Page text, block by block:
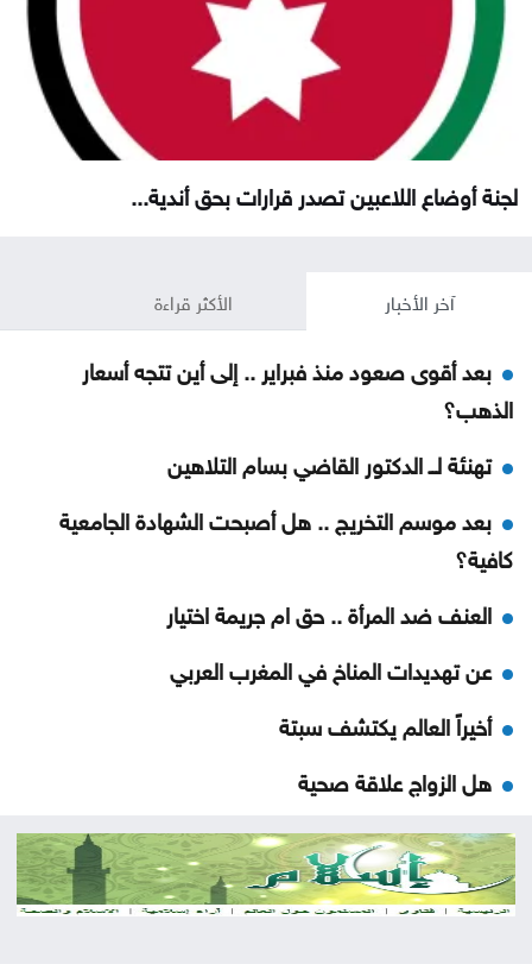
لجنة أوضاع اللاعبين تصدر قرارات بحق أندية...
آخر الأخبار الأكثر قراءة
بعد أقوى صعود منذ فبراير .. إلى أين تتجه أسعار
الذهب؟
تهنئة لــ الدكتور القاضي بسام التلاهين
بعد موسم التخريج .. هل أصبحت الشهادة الجامعية
كافية؟
العنف ضد المرأة .. حق ام جريمة اختيار
عن تهديدات المناخ في المغرب العربي
أخيراً العالم يكتشف سبتة
هل الزواج علاقة صحية
من كريم خان إلى بيدرو سانشيز… كلفة الوقوف مع
فلسطين